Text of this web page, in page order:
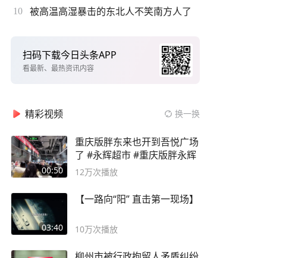
10 被高温高湿暴击的东北人不笑南方人了
扫码下载今日头条APP
看最新、最热资讯内容
精彩视频 换一换
00:50
重庆版胖东来也开到吾悦广场
了 #永辉超市 #重庆版胖永辉
12万次播放
03:40
【一路向“阳” 直击第一现场】
10万次播放